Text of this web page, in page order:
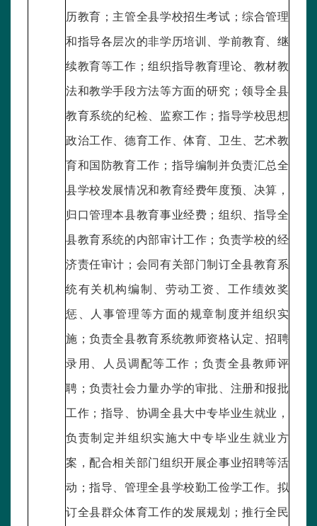
历教育；主管全县学校招生考试；综合管理
和指导各层次的非学历培训、学前教育、继
续教育等工作；组织指导教育理论、教材教
法和教学手段方法等方面的研究；领导全县
教育系统的纪检、监察工作；指导学校思想
政治工作、德育工作、体育、卫生、艺术教
育和国防教育工作；指导编制并负责汇总全
县学校发展情况和教育经费年度预、决算，
归口管理本县教育事业经费；组织、指导全
县教育系统的内部审计工作；负责学校的经
济责任审计；会同有关部门制订全县教育系
统有关机构编制、劳动工资、工作绩效奖
惩、人事管理等方面的规章制度并组织实
施；负责全县教育系统教师资格认定、招聘
录用、人员调配等工作；负责全县教师评
聘；负责社会力量办学的审批、注册和报批
工作；指导、协调全县大中专毕业生就业，
负责制定并组织实施大中专毕业生就业方
案，配合相关部门组织开展企事业招聘等活
动；指导、管理全县学校勤工俭学工作。拟
订全县群众体育工作的发展规划；推行全民